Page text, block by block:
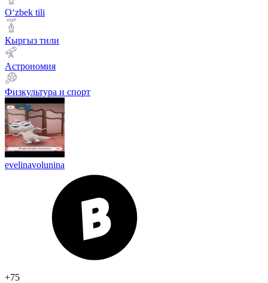
Оʻzbek tili
Кыргыз тили
Астрономия
Физкультура и спорт
evelinavolunina
+75